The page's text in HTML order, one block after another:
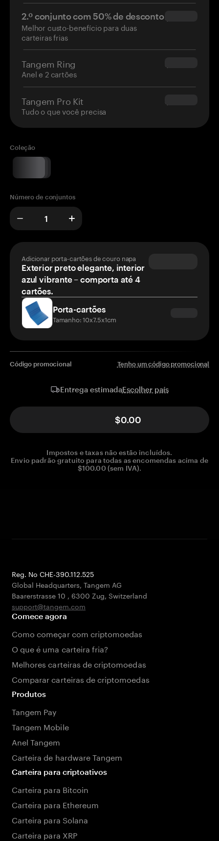
2.º conjunto com 50% de desconto
Melhor custo-benefício para duas
carteiras frias
$34.95
Tangem Ring
Anel e 2 cartões
$160.00
Tangem Pro Kit
Tudo o que você precisa
$180.00
Coleção
Número de conjuntos
Adicionar porta-cartões de couro napa
Exterior preto elegante, interior
azul vibrante – comporta até 4
cartões.
Porta-cartões
Tamanho: 10x7.5x1cm
Código promocional Tenho um código promocional
Entrega estimadaEscolher país
$0.00
Impostos e taxas não estão incluídos.
Envio padrão gratuito para todas as encomendas acima de
$100.00 (sem IVA).
Reg. No CHE-390.112.525
Global Headquarters, Tangem AG
Baarerstrasse 10 , 6300 Zug, Switzerland
support@tangem.com
Comece agora
Como começar com criptomoedas
O que é uma carteira fria?
Melhores carteiras de criptomoedas
Comparar carteiras de criptomoedas
Produtos
Tangem Pay
Tangem Mobile
Anel Tangem
Carteira de hardware Tangem
Carteira para criptoativos
Carteira para Bitcoin
Carteira para Ethereum
Carteira para Solana
Carteira para XRP